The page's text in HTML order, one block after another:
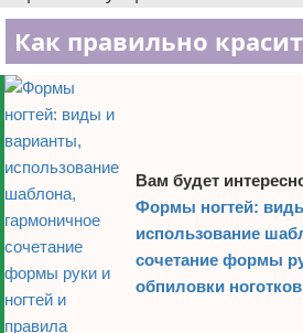
Как правильно
Вам будет
Формы ногтей:
использование
сочетание формы
обпиловки ноготков